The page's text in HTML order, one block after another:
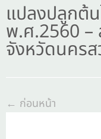
แปลงปลูกต้
พ.ศ.2560 –
จังหวัดนคร
← ก่อนหน้า